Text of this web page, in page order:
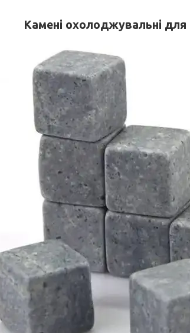
Камені охолоджувальні для